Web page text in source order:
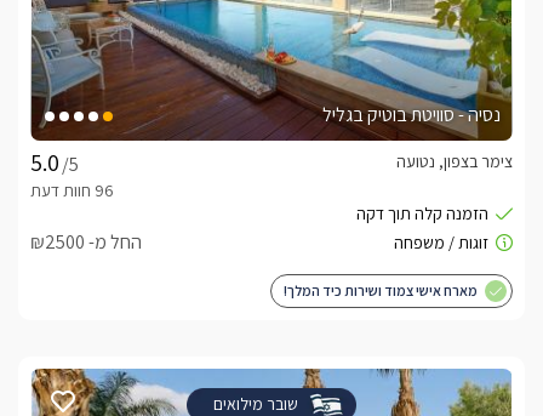
נסיה - סוויטת בוטיק בגליל
/5
צימר בצפון, נטועה
החל מ- ₪2500
מארח אישי צמוד ושירות כיד המלך!
שובר מילואים